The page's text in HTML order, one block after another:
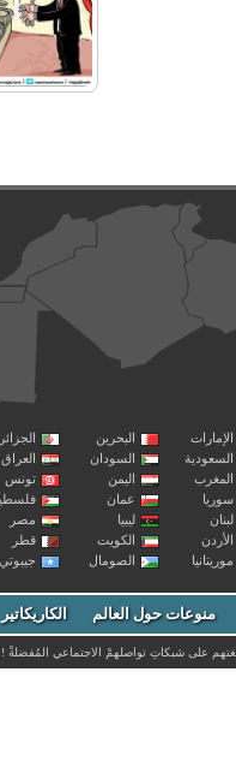
البحرين
الجزائر
السودان
العراق
اليمن
تونس
عمان
فلسطين
ليبيا
مصر
الكويت
قطر
الصومال جيبوتي
منوعات حول العالم الكاريكاتير
على شبكاتِ تواصلهمْ الاجتماعي المُفضلةْ !